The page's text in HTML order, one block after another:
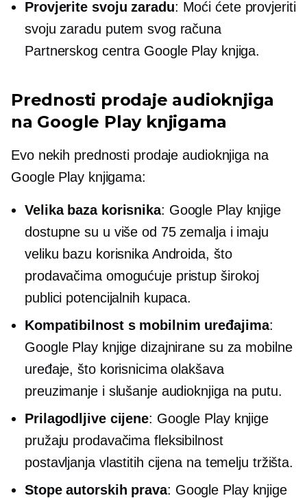
Provjerite svoju zaradu: Moći ćete provjeriti
svoju zaradu putem svog računa
Partnerskog centra Google Play knjiga.
Prednosti prodaje audioknjiga
na Google Play knjigama
Evo nekih prednosti prodaje audioknjiga na
Google Play knjigama:
Velika baza korisnika: Google Play knjige
dostupne su u više od 75 zemalja i imaju
veliku bazu korisnika Androida, što
prodavačima omogućuje pristup širokoj
publici potencijalnih kupaca.
Kompatibilnost s mobilnim uređajima:
Google Play knjige dizajnirane su za mobilne
uređaje, što korisnicima olakšava
preuzimanje i slušanje audioknjiga na putu.
Prilagodljive cijene: Google Play knjige
pružaju prodavačima fleksibilnost
postavljanja vlastitih cijena na temelju tržišta.
Stope autorskih prava: Google Play knjige